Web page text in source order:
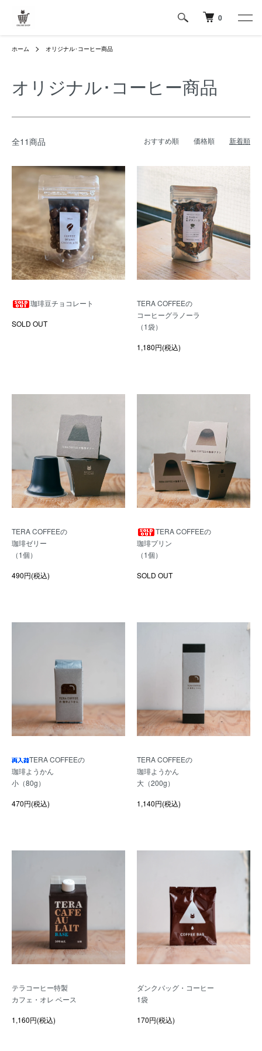
0
ホーム オリジナル･コーヒー商品
オリジナル･コーヒー商品
全11商品 おすすめ順 価格順 新着順
珈琲豆チョコレート
SOLD OUT
TERA COFFEEの
コーヒーグラノーラ
（1袋）
1,180円(税込)
TERA COFFEEの
珈琲ゼリー
（1個）
490円(税込)
TERA COFFEEの
珈琲プリン
（1個）
SOLD OUT
TERA COFFEEの
珈琲ようかん
小（80g）
470円(税込)
TERA COFFEEの
珈琲ようかん
大（200g）
1,140円(税込)
テラコーヒー特製
カフェ・オレ ベース
1,160円(税込)
ダンクバッグ・コーヒー
1袋
170円(税込)